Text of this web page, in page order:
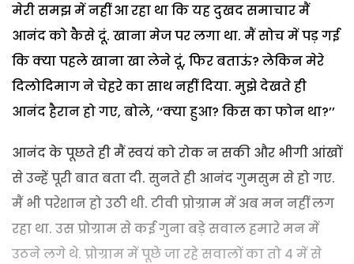
मेरी समझ में नहीं आ रहा था कि यह दुखद समाचार मैं
आनंद को कैसे दूं. खाना मेज पर लगा था. मैं सोच में पड़ गई
कि क्या पहले खाना खा लेने दूं, फिर बताऊं? लेकिन मेरे
दिलोदिमाग ने चेहरे का साथ नहीं दिया. मुझे देखते ही
आनंद हैरान हो गए, बोले, ‘‘क्या हुआ? किस का फोन था?’’
आनंद के पूछते ही मैं स्वयं को रोक न सकी और भीगी आंखों
से उन्हें पूरी बात बता दी. सुनते ही आनंद गुमसुम से हो गए.
मैं भी परेशान हो उठी थी. टीवी प्रोग्राम में अब मन नहीं लग
रहा था. उस प्रोग्राम से कई गुना बड़े सवाल हमारे मन में
उठने लगे थे. प्रोग्राम में पूछे जा रहे सवालों का तो 4 में से